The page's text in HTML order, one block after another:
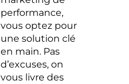
performance,
vous optez pour
une solution clé
en main. Pas
d’excuses, on
vous livre des